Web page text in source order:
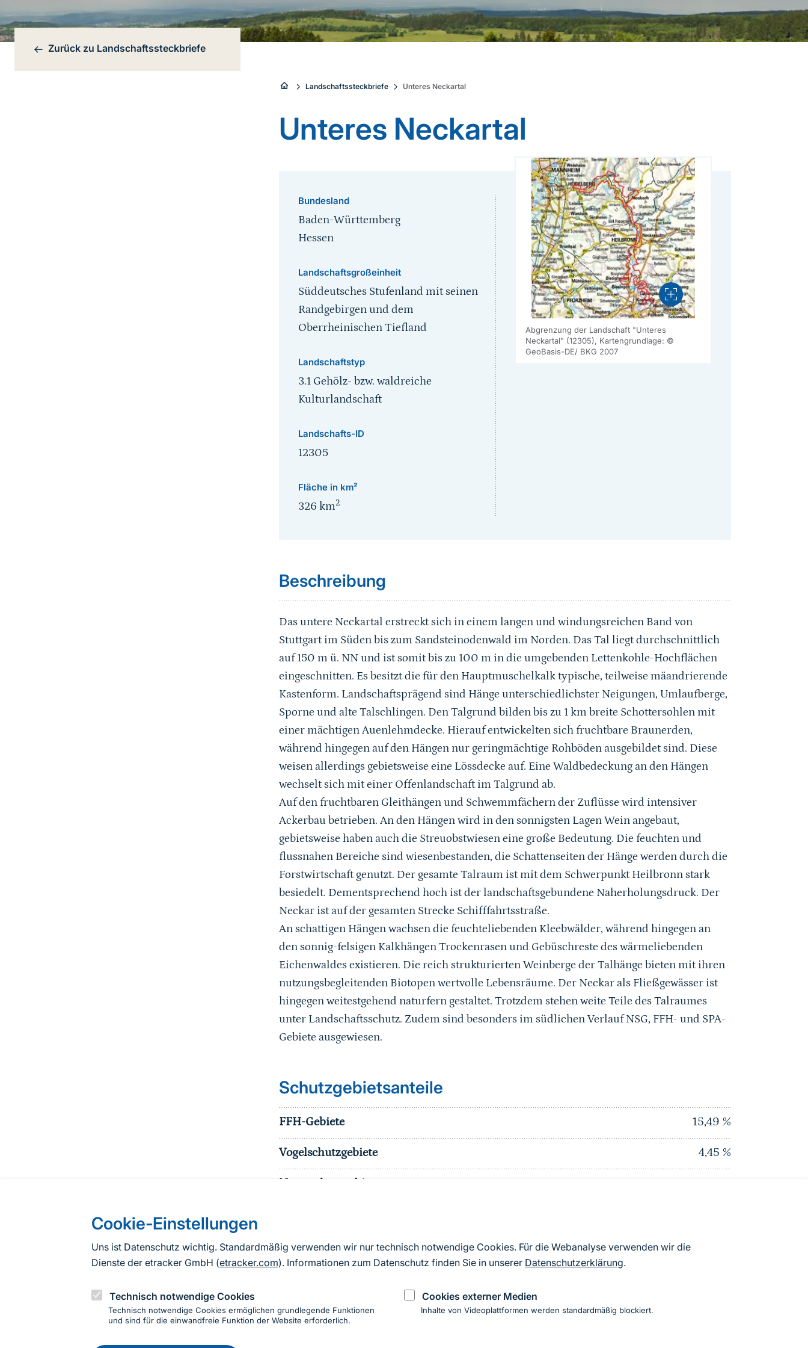
Cookie-Einstellungen
Uns ist Datenschutz wichtig. Standardmäßig verwenden wir nur technisch notwendige Cookies. Für die Webanalyse verwenden wir die
Dienste der etracker GmbH (etracker.com). Informationen zum Datenschutz finden Sie in unserer Datenschutzerklärung.
Technisch notwendige Cookies
Technisch notwendige Cookies ermöglichen grundlegende Funktionen
und sind für die einwandfreie Funktion der Website erforderlich.
Cookies externer Medien
Inhalte von Videoplattformen werden standardmäßig blockiert.
Einwilligung
Bereichsnavigation
Zurück zu Landschaftssteckbriefe
Sie
sind
hier:
Landschaftssteckbriefe Unteres Neckartal
Unteres Neckartal
Bundesland
Baden-Württemberg
Hessen
Landschaftsgroßeinheit
Süddeutsches Stufenland mit seinen
Randgebirgen und dem
Oberrheinischen Tiefland
Landschaftstyp
3.1 Gehölz- bzw. waldreiche
Kulturlandschaft
Landschafts-ID
12305
Fläche in km²
326 km2
Vergrößern
Abgrenzung der Landschaft "Unteres
Neckartal" (12305), Kartengrundlage: ©
GeoBasis-DE/ BKG 2007
Beschreibung
Das untere Neckartal erstreckt sich in einem langen und windungsreichen Band von
Stuttgart im Süden bis zum Sandsteinodenwald im Norden. Das Tal liegt durchschnittlich
auf 150 m ü. NN und ist somit bis zu 100 m in die umgebenden Lettenkohle-Hochflächen
eingeschnitten. Es besitzt die für den Hauptmuschelkalk typische, teilweise mäandrierende
Kastenform. Landschaftsprägend sind Hänge unterschiedlichster Neigungen, Umlaufberge,
Sporne und alte Talschlingen. Den Talgrund bilden bis zu 1 km breite Schottersohlen mit
einer mächtigen Auenlehmdecke. Hierauf entwickelten sich fruchtbare Braunerden,
während hingegen auf den Hängen nur geringmächtige Rohböden ausgebildet sind. Diese
weisen allerdings gebietsweise eine Lössdecke auf. Eine Waldbedeckung an den Hängen
wechselt sich mit einer Offenlandschaft im Talgrund ab.
Auf den fruchtbaren Gleithängen und Schwemmfächern der Zuflüsse wird intensiver
Ackerbau betrieben. An den Hängen wird in den sonnigsten Lagen Wein angebaut,
gebietsweise haben auch die Streuobstwiesen eine große Bedeutung. Die feuchten und
flussnahen Bereiche sind wiesenbestanden, die Schattenseiten der Hänge werden durch die
Forstwirtschaft genutzt. Der gesamte Talraum ist mit dem Schwerpunkt Heilbronn stark
besiedelt. Dementsprechend hoch ist der landschaftsgebundene Naherholungsdruck. Der
Neckar ist auf der gesamten Strecke Schifffahrtsstraße.
An schattigen Hängen wachsen die feuchteliebenden Kleebwälder, während hingegen an
den sonnig-felsigen Kalkhängen Trockenrasen und Gebüschreste des wärmeliebenden
Eichenwaldes existieren. Die reich strukturierten Weinberge der Talhänge bieten mit ihren
nutzungsbegleitenden Biotopen wertvolle Lebensräume. Der Neckar als Fließgewässer ist
hingegen weitestgehend naturfern gestaltet. Trotzdem stehen weite Teile des Talraumes
unter Landschaftsschutz. Zudem sind besonders im südlichen Verlauf NSG, FFH- und SPA-
Gebiete ausgewiesen.
Schutzgebietsanteile
FFH-Gebiete 15,49 %
Vogelschutzgebiete 4,45 %
Naturschutzgebiete
sonst. Schutzgebiete